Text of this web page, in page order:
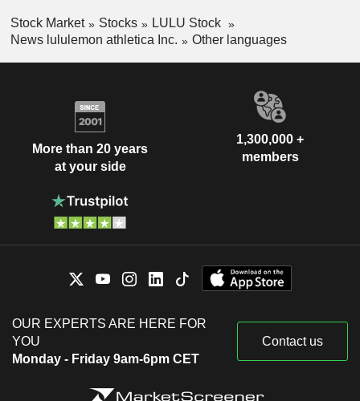
Stock Market Stocks
LULU Stock
News lululemon athletica Inc.
Other languages
More than 20 years
at your side
1,300,000 +
members
OUR EXPERTS ARE HERE FOR
YOU
Monday - Friday 9am-6pm CET
Contact us